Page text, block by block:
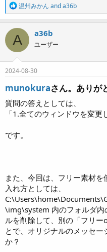
R
e
a
c
t
o
n
s
温州みかん anda36b
A a36b
ユーザー
2024-08-30
munokuraさん。ありが
質問の答えとしては、
「1.全てのウィンドウを変更
です。
また、今回は、フリー素材を
入れ方としては、
\img\system 内のフォルダ内
ルを削除して、別の「フリ
とで、オリジナルのメッセ
か？